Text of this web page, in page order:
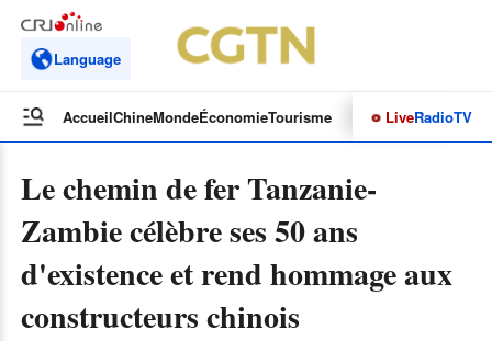
Language
AccueilChineMondeÉconomieTourismeCulture&SportOpinions
LiveRadioTV
Le chemin de fer Tanzanie-
Zambie célèbre ses 50 ans
d'existence et rend hommage aux
constructeurs chinois